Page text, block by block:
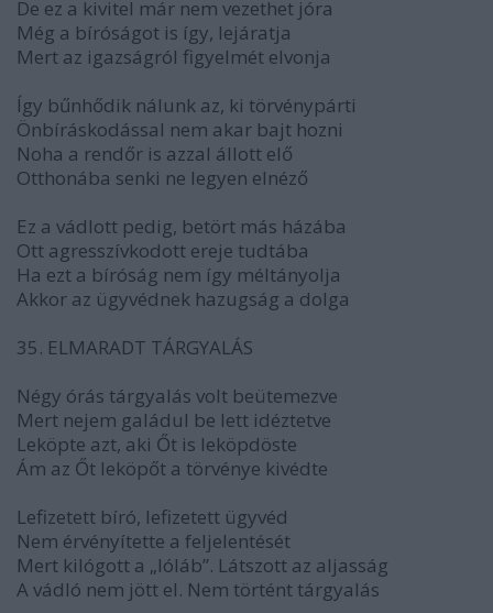
De ez a kivitel már nem vezethet jóra
Még a bíróságot is így, lejáratja
Mert az igazságról figyelmét elvonja
Így bűnhődik nálunk az, ki törvénypárti
Önbíráskodással nem akar bajt hozni
Noha a rendőr is azzal állott elő
Otthonába senki ne legyen elnéző
Ez a vádlott pedig, betört más házába
Ott agresszívkodott ereje tudtába
Ha ezt a bíróság nem így méltányolja
Akkor az ügyvédnek hazugság a dolga
35. ELMARADT TÁRGYALÁS
Négy órás tárgyalás volt beütemezve
Mert nejem galádul be lett idéztetve
Leköpte azt, aki Őt is leköpdöste
Ám az Őt leköpőt a törvénye kivédte
Lefizetett bíró, lefizetett ügyvéd
Nem érvényítette a feljelentését
Mert kilógott a „lóláb”. Látszott az aljasság
A vádló nem jött el. Nem történt tárgyalás